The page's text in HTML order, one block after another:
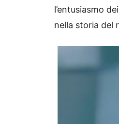
l’entusiasmo
nella storia del